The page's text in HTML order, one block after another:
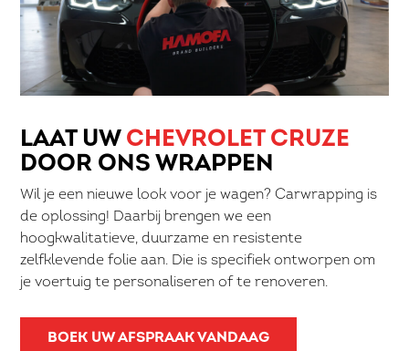
LAAT UW CHEVROLET CRUZE
DOOR ONS WRAPPEN
Wil je een nieuwe look voor je wagen? Carwrapping is
de oplossing! Daarbij brengen we een
hoogkwalitatieve, duurzame en resistente
zelfklevende folie aan. Die is specifiek ontworpen om
je voertuig te personaliseren of te renoveren.
BOEK UW AFSPRAAK VANDAAG